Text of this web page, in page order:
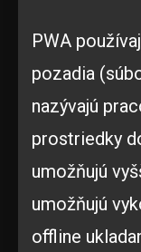
PWA
pozadia
nazývajú
prostriedky
umožňujú
umožňujú
offline